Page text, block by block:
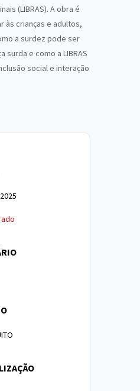
(LIBRAS). A obra é
às crianças e adultos,
a surdez pode ser
surda e como a LIBRAS
social e interação